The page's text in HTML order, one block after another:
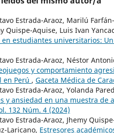
Estrada-Araoz, Marilú
Quispe-Aquise, Luis Ivan
en estudiantes universitarios:
Estrada-Araoz, Néstor
y comportamiento
en Perú , Gaceta Médica de
Estrada-Araoz, Yolanda
y ansiedad en una muestra de
132 Núm. 4 (2024)
Estrada-Araoz, Jhemy
Laricano, Estresores